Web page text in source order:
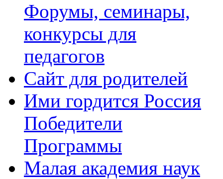
Форумы, семинары,
конкурсы для
педагогов
Сайт для родителей
Ими гордится Россия
Победители
Программы
Малая академия наук